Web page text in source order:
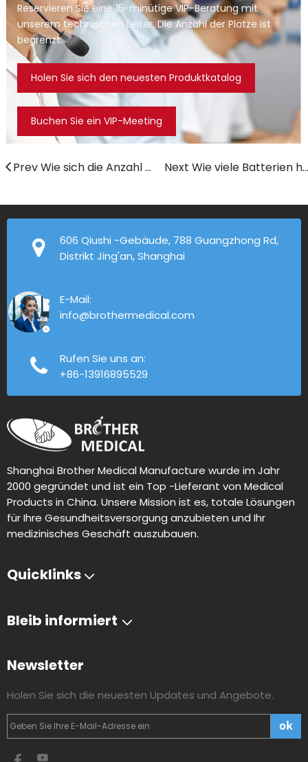
Reservieren Sie eine 15-minütige VIP-Beratung mit
unserem technischen Leiter. Die Anzahl der Plätze ist
begrenzt.
Holen Sie sich den neuesten Produktkatalog
Buchen Sie ein VIP-Meeting
Prev Wie sich die Anzahl der elektrischen Rollstuhlbatterien auf die Leistung auswirkt Next Wie viele Batterien hat ein elektrischer Rollstuhl
606 Qiushi -Gebäude, 788 Guangzhong Rd,
Distrikt Jing'an, Shanghai
E-Mail:
info@brothermedical.com
Rufen Sie uns an:
+86-13916895529
Shanghai Brother Medical Manufacture wurde im Jahr
2000 gegründet und ist ein Top -Lieferant von Medical
Products in China. Unsere Mission ist es, totale Lösungen
für Ihre Gesundheitsversorgung anzubieten und Ihr
medizinisches Geschäft auszubauen.
Quicklinks
Bleib informiert
Newsletter
Holen Sie sich die neuesten Updates und Angebote.
ok